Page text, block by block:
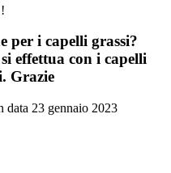
per i capelli grassi?
effettua con i capelli
Grazie
data 23 gennaio 2023